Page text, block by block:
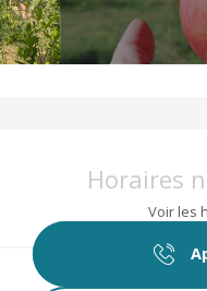
Horaires
Voir les